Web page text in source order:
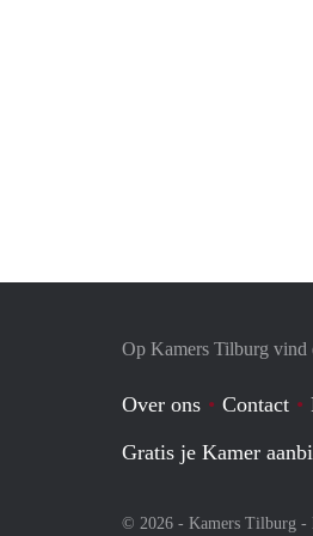
Op Kamers Tilburg vind
Over ons Contact
Gratis je Kamer
© 2026 - Kamers Tilburg -